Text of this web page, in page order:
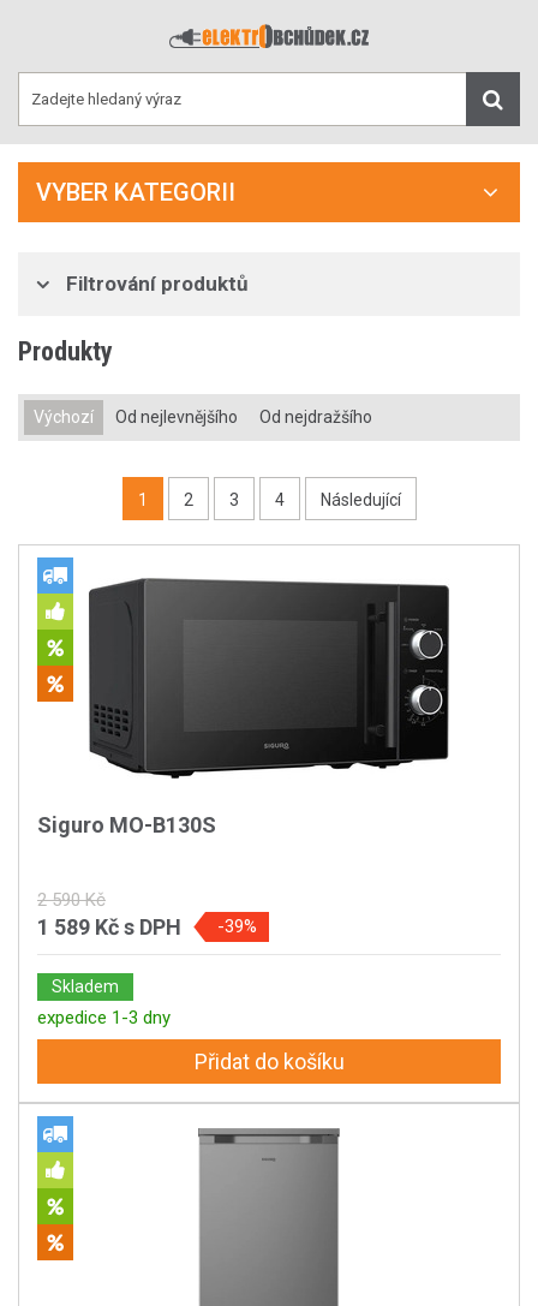
VYBER KATEGORII
Filtrování produktů
Produkty
Výchozí Od nejlevnějšího Od nejdražšího
1 2 3 4 Následující
Siguro MO-B130S
2 590 Kč
1 589 Kčs DPH -39%
Skladem
expedice 1-3 dny
Přidat do košíku